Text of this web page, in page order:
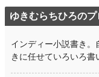
お気に入り 26
24h.ポイント 0 pt
文字数 26,802
ゆきむらちひろの
インディー小説書き。
きに任せていろいろ書